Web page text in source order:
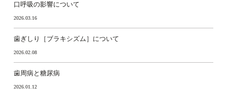
口呼吸の影響について
2026.03.16
歯ぎしり［ブラキシズム］について
2026.02.08
歯周病と糖尿病
2026.01.12